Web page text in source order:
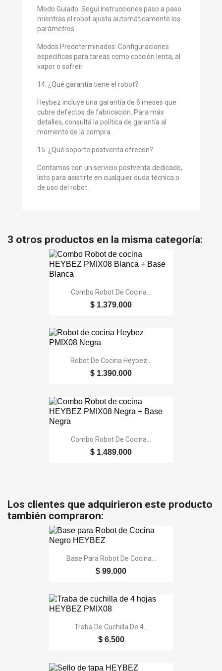
Modo Guiado: Seguí instrucciones paso a paso
mientras el robot ajusta automáticamente los
parámetros.
Modos Predeterminados: Configuraciones
específicas para tareas como cocción lenta, al
vapor o sofreír.
14. ¿Qué garantía tiene el robot?
Heybez incluye una garantía de 6 meses que
cubre defectos de fabricación. Para más
detalles, consultá la política de garantía al
momento de la compra.
15. ¿Qué soporte postventa ofrecen?
Contamos con un servicio postventa dedicado,
listo para asistirte en cualquier duda técnica o
de uso del robot.
3 otros productos en la misma categoría:
Combo Robot De Cocina...
$ 1.379.000
Robot De Cocina Heybez...
$ 1.390.000
Combo Robot De Cocina...
$ 1.489.000
Los clientes que adquirieron este producto
también compraron:
Base Para Robot De Cocina...
$ 99.000
Traba De Cuchilla De 4...
$ 6.500